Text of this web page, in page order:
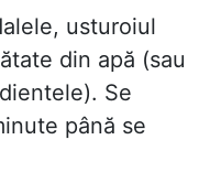
usturoiul
din apă (sau
Se
până se